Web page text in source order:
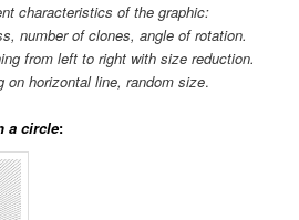
characteristics of the graphic:
number of clones, angle of rotation.
from left to right with size reduction.
on horizontal line, random size.
a circle: